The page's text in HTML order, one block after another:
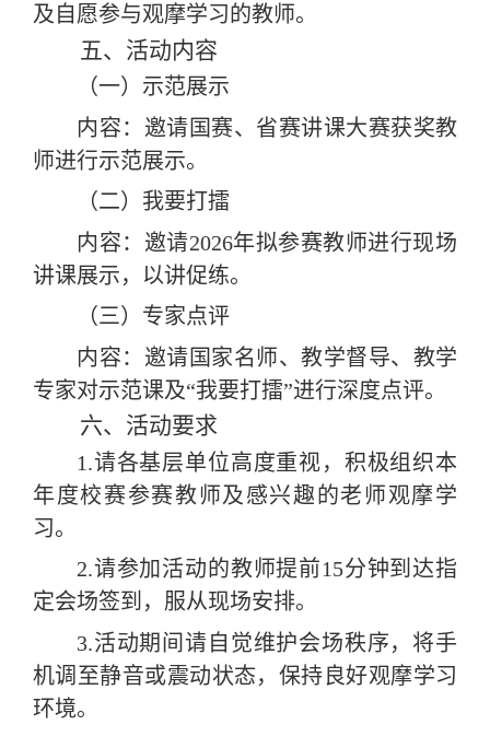
及自愿参与观摩学习的教师。
五、活动内容
（一）示范展示
内容：邀请国赛、省赛讲课大赛获奖教
师进行示范展示。
（二）我要打擂
内容：邀请2026年拟参赛教师进行现场
讲课展示，以讲促练。
（三）专家点评
内容：邀请国家名师、教学督导、教学
专家对示范课及“我要打擂”进行深度点评。
六、活动要求
1.请各基层单位高度重视，积极组织本
年度校赛参赛教师及感兴趣的老师观摩学
习。
2.请参加活动的教师提前15分钟到达指
定会场签到，服从现场安排。
3.活动期间请自觉维护会场秩序，将手
机调至静音或震动状态，保持良好观摩学习
环境。